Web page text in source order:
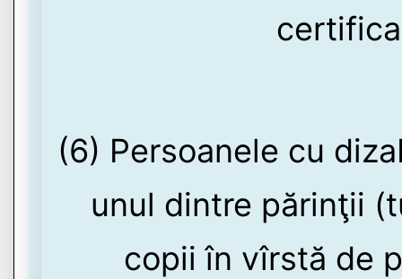
(6) Persoanele cu
unul dintre părinţii
copii în vîrstă de